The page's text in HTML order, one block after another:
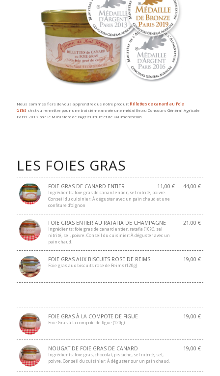
Nous sommes fiers de vous apprendre que notre produit Rillettes de canard au Foie
Gras s’est vu remettre pour une troisième année une médaille au Concours Général Agricole
Paris 2019 par le Ministère de l’Agriculture et de l’Alimentation.
LES FOIES GRAS
FOIE GRAS DE CANARD ENTIER 11,00€ – 44,00€
Ingrédients: foie gras de canard entier, sel nitrité, poivre.
Conseil du cuisinier: À déguster avec un pain chaud et une
confiture d’oignon
FOIE GRAS ENTIER AU RATAFIA DE CHAMPAGNE 21,00€
Ingrédients: foie gras de canard entier, ratafia (10%), sel
nitrité, sel, poivre. Conseil du cuisinier: À déguster avec un
pain chaud.
FOIE GRAS AUX BISCUITS ROSE DE REIMS 19,00€
Foie gras aux biscuits rose de Reims (120g)
FOIE GRAS À LA COMPOTE DE FIGUE 19,00€
Foie Gras à la compote de figue (120g)
NOUGAT DE FOIE GRAS DE CANARD 19,00€
Ingrédients: foie gras, chocolat, pistache, sel nitrité, sel,
poivre. Conseil du cuisinier: À déguster sur un pain chaud.